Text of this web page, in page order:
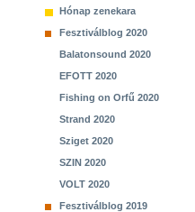
Hónap zenekara
Fesztiválblog 2020
Balatonsound 2020
EFOTT 2020
Fishing on Orfű 2020
Strand 2020
Sziget 2020
SZIN 2020
VOLT 2020
Fesztiválblog 2019